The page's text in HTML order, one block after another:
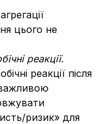
цього не
реакції.
реакції після
важливою
ризик» для